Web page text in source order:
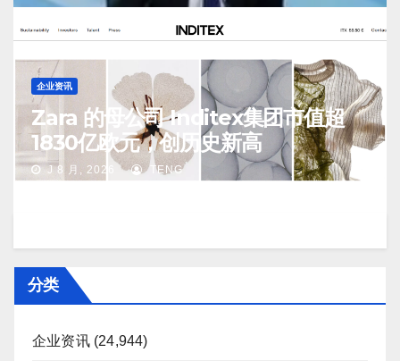
企业资讯
Zara 的母公司 Inditex集团市值超
1830亿欧元，创历史新高
J 8 月, 2026 TENG
分类
企业资讯(24,944)